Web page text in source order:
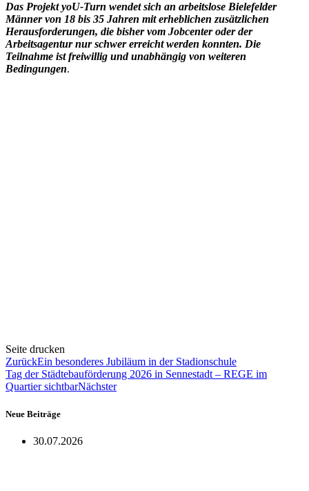
Das Projekt yoU-Turn wendet sich an arbeitslose Bielefelder
Männer von 18 bis 35 Jahren mit erheblichen zusätzlichen
Herausforderungen, die bisher vom Jobcenter oder der
Arbeitsagentur nur schwer erreicht werden konnten. Die
Teilnahme ist freiwillig und unabhängig von weiteren
Bedingungen.
Seite drucken
ZurückEin besonderes Jubiläum in der Stadionschule
Tag der Städtebauförderung 2026 in Sennestadt – REGE im
Quartier sichtbarNächster
Neue Beiträge
30.07.2026